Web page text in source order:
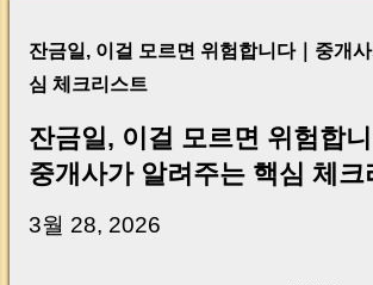
잔금일, 이걸 모르면 위험합니다｜중개
심 체크리스트
잔금일, 이걸 모르면 위험합니
중개사가 알려주는 핵심 체크
3월 28, 2026